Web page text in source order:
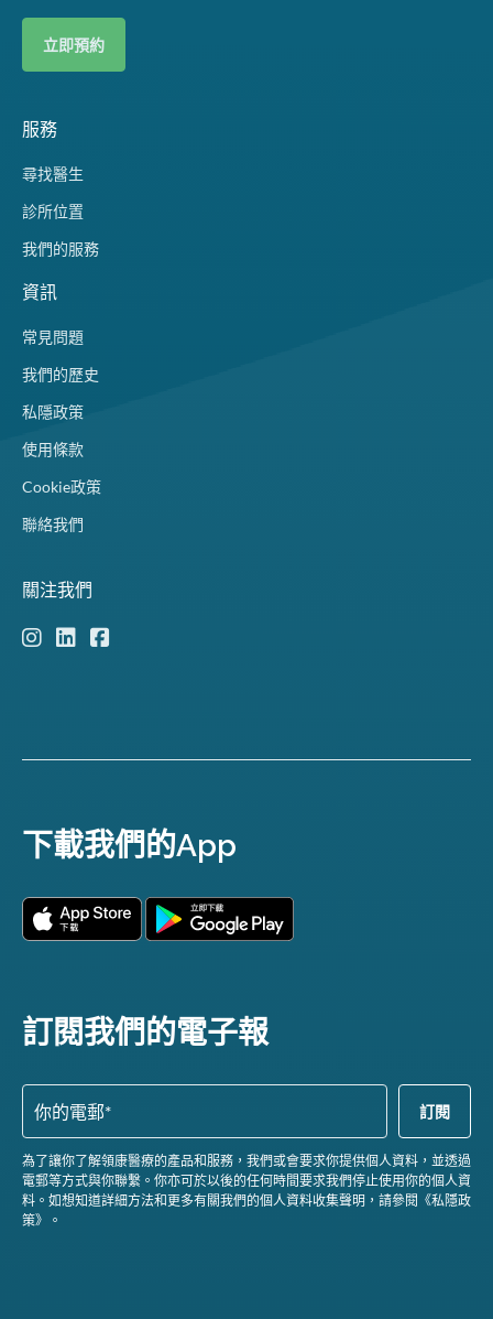
立即預約
服務
尋找醫生
診所位置
我們的服務
資訊
常見問題
我們的歷史
私隱政策
使用條款
Cookie政策
聯絡我們
關注我們
下載我們的App
訂閱我們的電子報
為了讓你了解領康醫療的產品和服務，我們或會要求你提供個人資料，並透過
電郵等方式與你聯繫。你亦可於以後的任何時間要求我們停止使用你的個人資
料。如想知道詳細方法和更多有關我們的個人資料收集聲明，請參閱《私隱政
策》。